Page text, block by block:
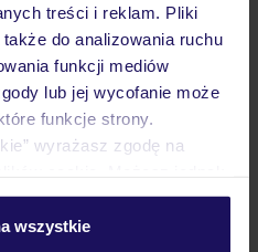
treści i reklam. Pliki
do analizowania ruchu
funkcji mediów
lub jej wycofanie może
funkcje strony.
wyrażasz zgodę na
w zakładkę
wszystkie